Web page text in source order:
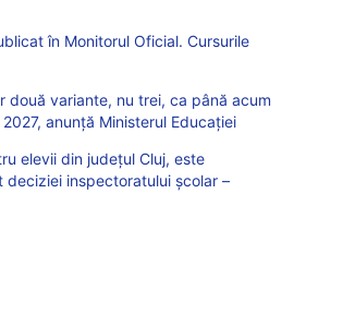
în Monitorul Oficial. Cursurile
două variante, nu trei, ca până acum
anunță Ministerul Educației
elevii din județul Cluj, este
inspectoratului școlar –